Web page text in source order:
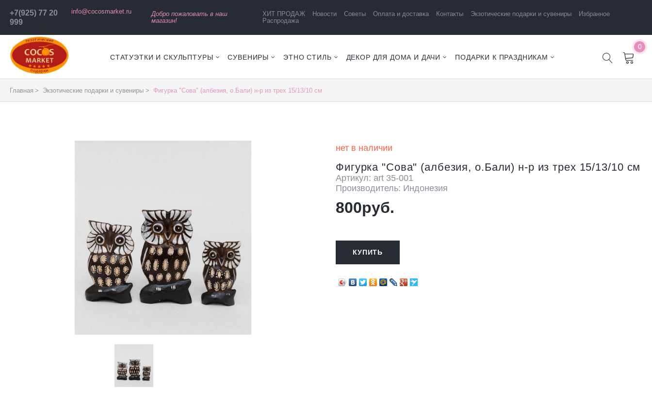
+7(925) 77 20
999
info@cocosmarket.ru
Добро пожаловать в наш
магазин!
ХИТ ПРОДАЖ Новости Советы Оплата и доставка Контакты Экзотические подарки и сувениры
Избранное
Распродажа
СТАТУЭТКИ И СКУЛЬПТУРЫ СУВЕНИРЫ ЭТНО СТИЛЬ ДЕКОР ДЛЯ ДОМА И ДАЧИ ПОДАРКИ К ПРАЗДНИКАМ
0
Главная Экзотические подарки и сувениры Фигурка "Сова" (албезия, о.Бали) н-р из трех 15/13/10 см
нет в наличии
Фигурка "Сова" (албезия, о.Бали) н-р из трех 15/13/10 см
Артикул: art 35-001
Производитель: Индонезия
800руб.
КУПИТЬ